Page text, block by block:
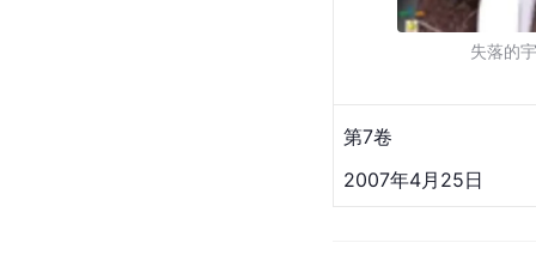
失落的
第7卷
2007年4月25日